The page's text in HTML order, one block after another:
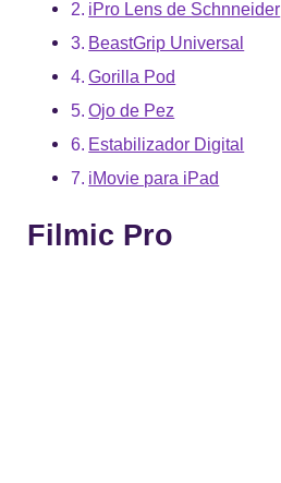
iPro Lens de Schnneider
BeastGrip Universal
Gorilla Pod
Ojo de Pez
Estabilizador Digital
iMovie para iPad
Filmic Pro